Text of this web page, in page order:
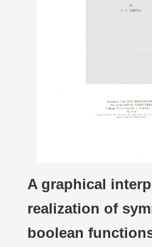
A graphical
realization of
boolean